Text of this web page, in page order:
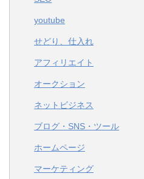
youtube
せどり、仕入れ
アフィリエイト
オークション
ネットビジネス
ブログ・SNS・ツール
ホームページ
マーケティング